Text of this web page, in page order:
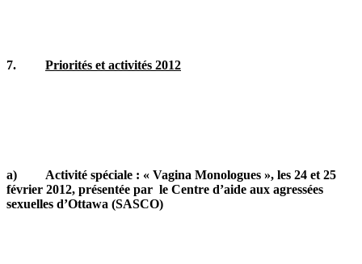
7. Priorités et activités 2012
a) Activité spéciale : « Vagina Monologues », les 24 et 25
février 2012, présentée par le Centre d’aide aux agressées
sexuelles d’Ottawa (SASCO)